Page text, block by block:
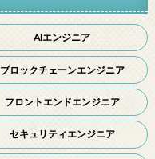
AIエンジニア
ブロックチェーンエンジニア
フロントエンドエンジニア
セキュリティエンジニア